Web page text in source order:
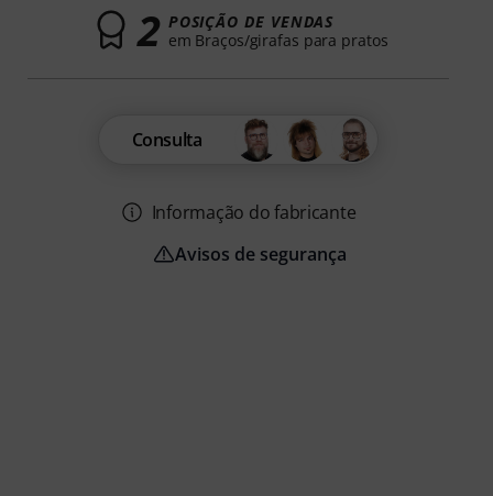
2 POSIÇÃO DE VENDAS
em Braços/girafas para pratos
Consulta
Informação do fabricante
Avisos de segurança